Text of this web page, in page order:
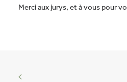
Merci aux jurys, et à vous pour